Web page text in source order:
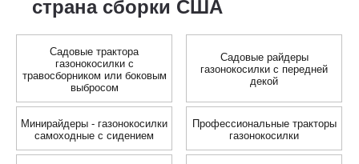
страна сборки США
Садовые трактора
газонокосилки с
травосборником или боковым
выбросом
Садовые райдеры
газонокосилки с передней
декой
Минирайдеры - газонокосилки
самоходные с сидением
Профессиональные тракторы
газонокосилки